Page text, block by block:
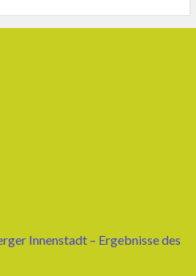
Innenstadt – Ergebnisse des